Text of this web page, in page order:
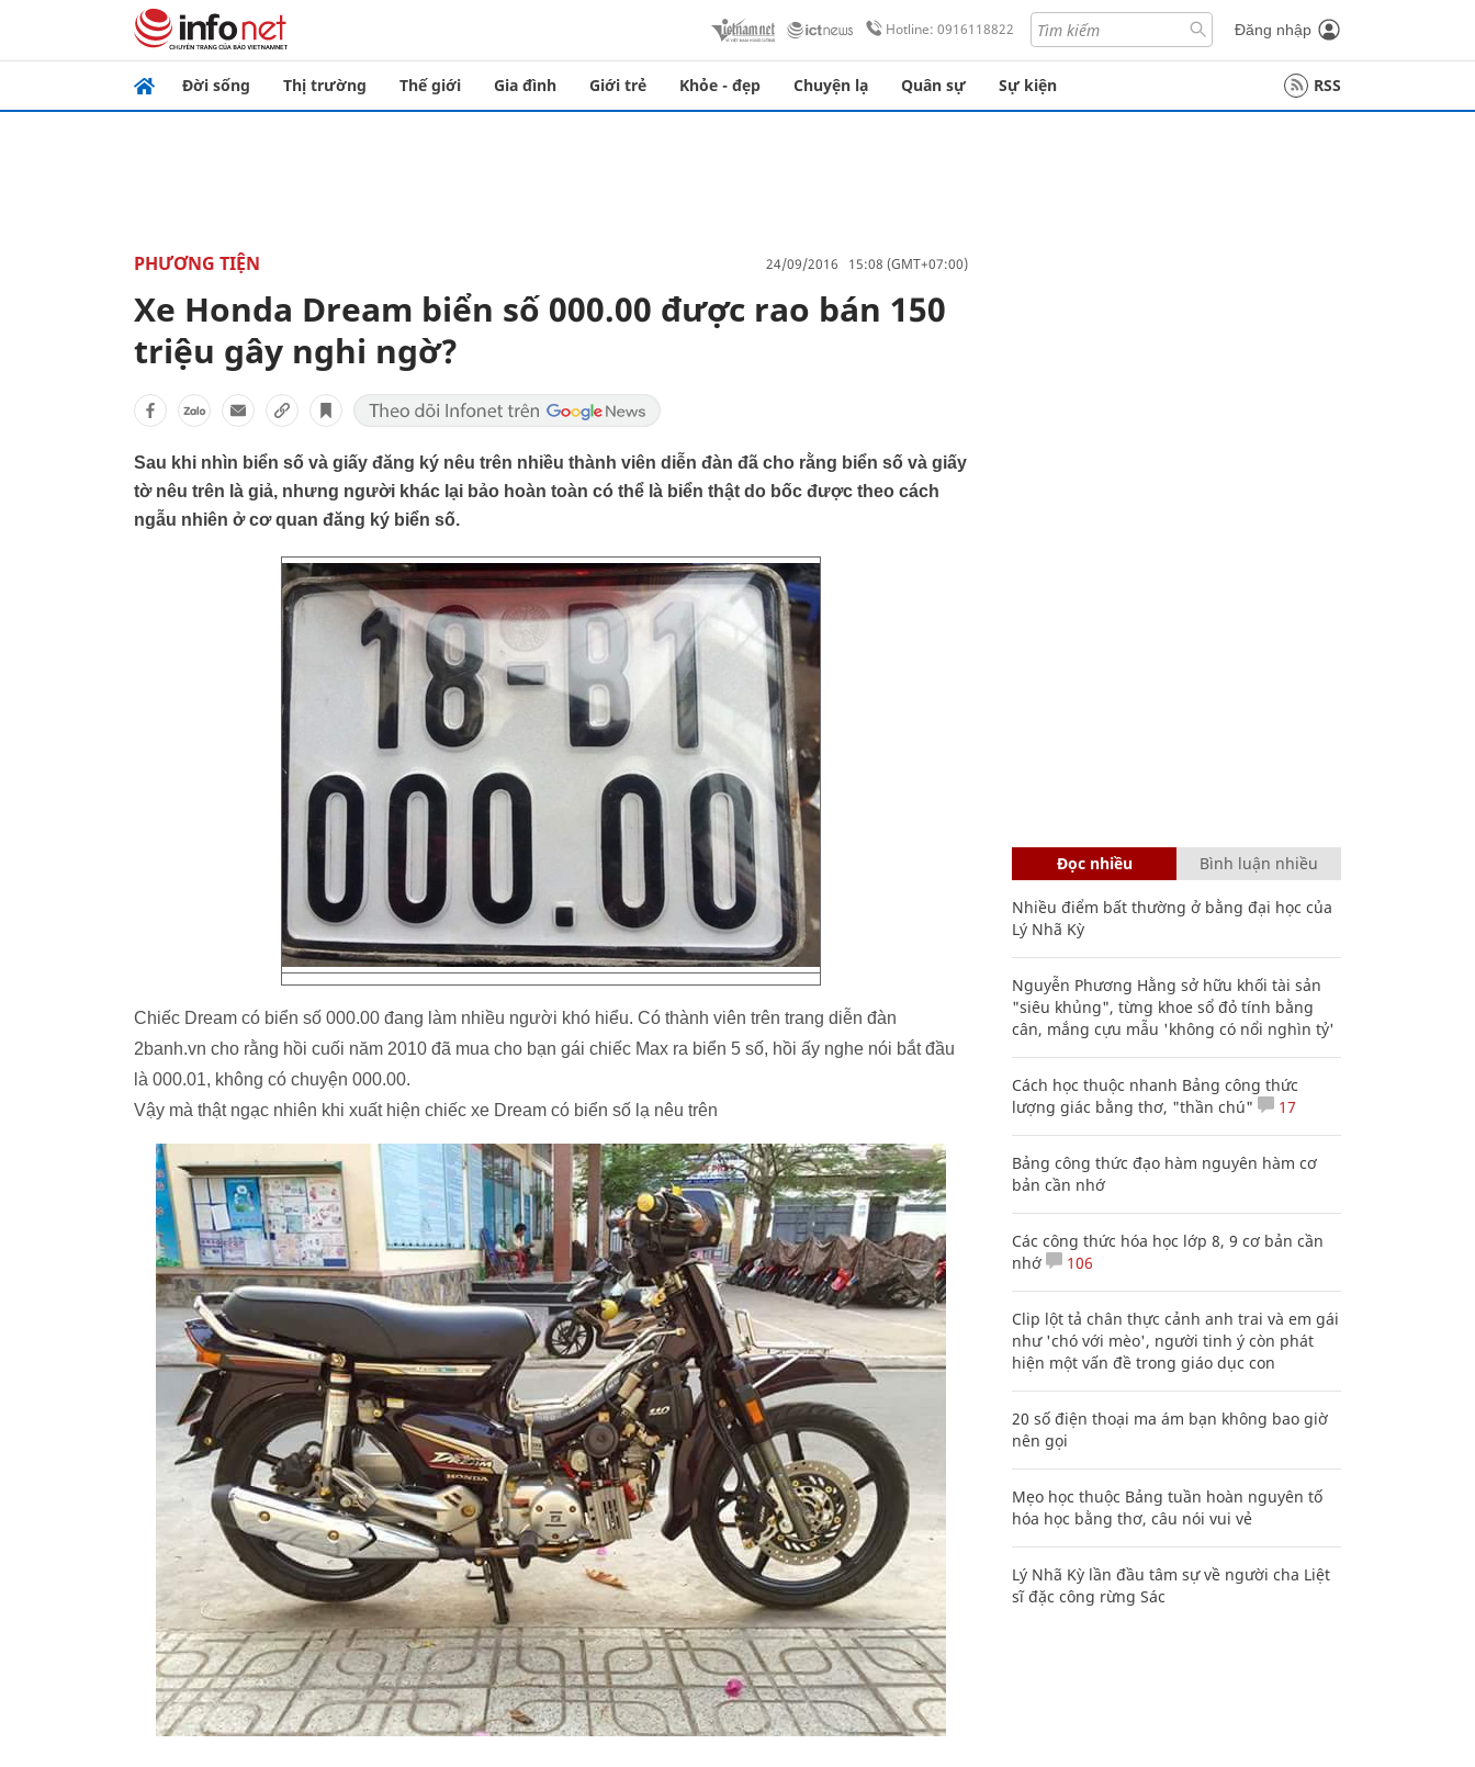
Hotline: 0916118822 Đăng nhập
Đời sống Thị trường Thế giới Gia đình Giới trẻ Khỏe - đẹp Chuyện lạ Quân sự Sự kiện RSS
PHƯƠNG TIỆN 24/09/2016 15:08 (GMT+07:00)
Xe Honda Dream biển số 000.00 được rao bán 150
triệu gây nghi ngờ?
Sau khi nhìn biển số và giấy đăng ký nêu trên nhiều thành viên diễn đàn đã cho rằng biển số và giấy
tờ nêu trên là giả, nhưng người khác lại bảo hoàn toàn có thể là biển thật do bốc được theo cách
ngẫu nhiên ở cơ quan đăng ký biển số.
Chiếc Dream có biển số 000.00 đang làm nhiều người khó hiểu. Có thành viên trên trang diễn đàn
2banh.vn cho rằng hồi cuối năm 2010 đã mua cho bạn gái chiếc Max ra biển 5 số, hồi ấy nghe nói bắt đầu
là 000.01, không có chuyện 000.00.
Vậy mà thật ngạc nhiên khi xuất hiện chiếc xe Dream có biển số lạ nêu trên
Đọc nhiều Bình luận nhiều
Nhiều điểm bất thường ở bằng đại học của
Lý Nhã Kỳ
Nguyễn Phương Hằng sở hữu khối tài sản
"siêu khủng", từng khoe sổ đỏ tính bằng
cân, mắng cựu mẫu 'không có nổi nghìn tỷ'
Cách học thuộc nhanh Bảng công thức
lượng giác bằng thơ, "thần chú"
17
Bảng công thức đạo hàm nguyên hàm cơ
bản cần nhớ
Các công thức hóa học lớp 8, 9 cơ bản cần
nhớ
106
Clip lột tả chân thực cảnh anh trai và em gái
như 'chó với mèo', người tinh ý còn phát
hiện một vấn đề trong giáo dục con
20 số điện thoại ma ám bạn không bao giờ
nên gọi
Mẹo học thuộc Bảng tuần hoàn nguyên tố
hóa học bằng thơ, câu nói vui vẻ
Lý Nhã Kỳ lần đầu tâm sự về người cha Liệt
sĩ đặc công rừng Sác